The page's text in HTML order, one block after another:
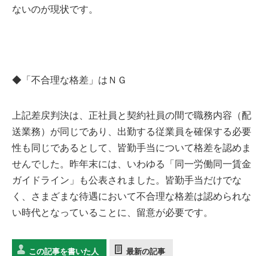
ないのが現状です。
◆「不合理な格差」はＮＧ
上記差戻判決は、正社員と契約社員の間で職務内容（配
送業務）が同じであり、出勤する従業員を確保する必要
性も同じであるとして、皆勤手当について格差を認めま
せんでした。昨年末には、いわゆる「同一労働同一賃金
ガイドライン」も公表されました。皆勤手当だけでな
く、さまざまな待遇において不合理な格差は認められな
い時代となっていることに、留意が必要です。
この記事を書いた人 最新の記事